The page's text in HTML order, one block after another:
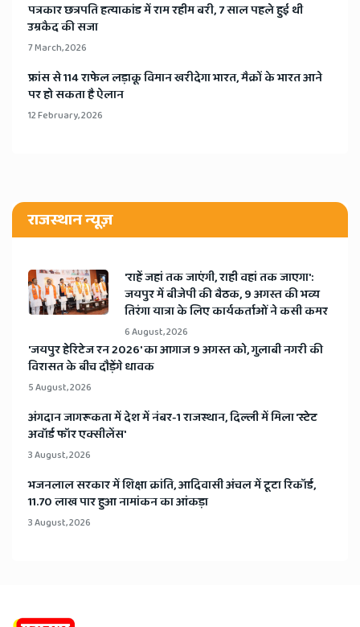
​पत्रकार छत्रपति हत्याकांड में राम रहीम बरी, 7 साल पहले हुई थी
उम्रकैद की सजा
7 March, 2026
​फ्रांस से 114 राफेल लड़ाकू विमान खरीदेगा भारत, मैक्रों के भारत आने
पर हो सकता है ऐलान
12 February, 2026
राजस्थान न्यूज़
'राहें जहां तक जाएंगी, राही वहां तक जाएगा':
जयपुर में बीजेपी की बैठक, 9 अगस्त की भव्य
तिरंगा यात्रा के लिए कार्यकर्ताओं ने कसी कमर
6 August, 2026
​'जयपुर हेरिटेज रन 2026' का आगाज 9 अगस्त को, गुलाबी नगरी की
विरासत के बीच दौड़ेंगे धावक
5 August, 2026
अंगदान जागरूकता में देश में नंबर-1 राजस्थान, दिल्ली में मिला 'स्टेट
अवॉर्ड फॉर एक्सीलेंस'
3 August, 2026
भजनलाल सरकार में शिक्षा क्रांति, आदिवासी अंचल में टूटा रिकॉर्ड,
11.70 लाख पार हुआ नामांकन का आंकड़ा
3 August, 2026